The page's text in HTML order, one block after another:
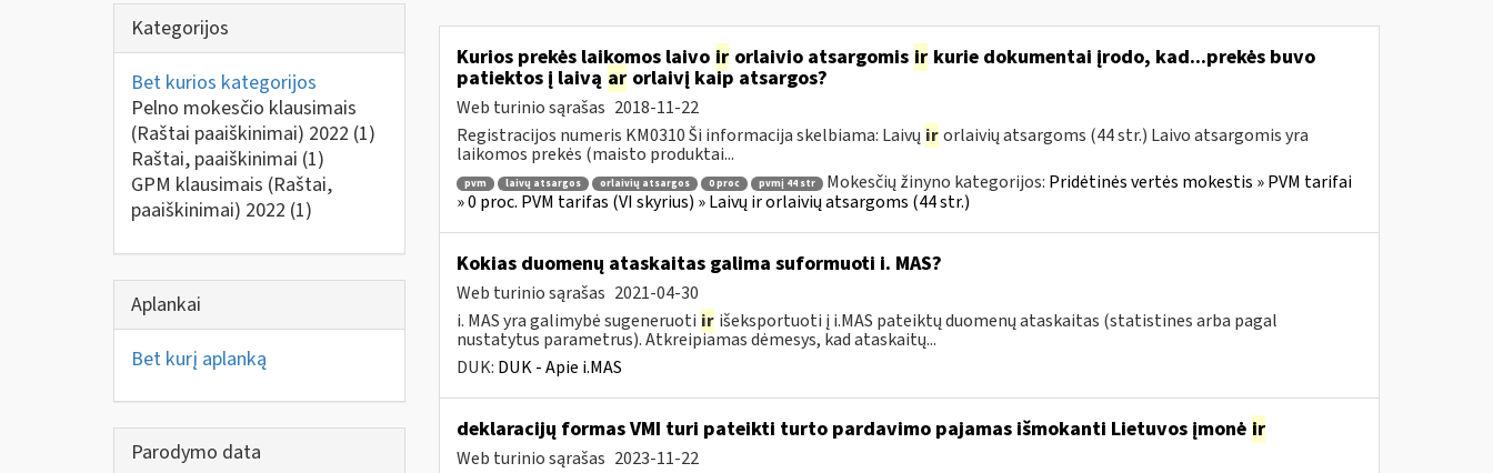
Kategorijos
Bet kurios kategorijos
Pelno mokesčio klausimais
(Raštai paaiškinimai) 2022 (1)
Raštai, paaiškinimai (1)
GPM klausimais (Raštai,
paaiškinimai) 2022 (1)
Aplankai
Bet kurį aplanką
Parodymo data
Kurios prekės laikomos laivo irorlaivio atsargomis irkurie dokumentai įrodo, kad...prekės buvo
patiektos į laivą arorlaivį kaip atsargos?
Web turinio sąrašas 2018-11-22
Registracijos numeris KM0310 Ši informacija skelbiama: Laivų ir orlaivių atsargoms (44 str.) Laivo atsargomis yra
laikomos prekės (maisto produktai...
pvm laivų atsargos orlaivių atsargos 0 proc pvmį 44 str Mokesčių žinyno kategorijos: Pridėtinės vertės mokestis » PVM tarifai
» 0 proc. PVM tarifas (VI skyrius) » Laivų ir orlaivių atsargoms (44 str.)
Kokias duomenų ataskaitas galima suformuoti i. MAS?
Web turinio sąrašas 2021-04-30
i. MAS yra galimybė sugeneruoti ir išeksportuoti į i.MAS pateiktų duomenų ataskaitas (statistines arba pagal
nustatytus parametrus). Atkreipiamas dėmesys, kad ataskaitų...
DUK: DUK - Apie i.MAS
deklaracijų formas VMI turi pateikti turto pardavimo pajamas išmokanti Lietuvos įmonė ir
Web turinio sąrašas 2023-11-22